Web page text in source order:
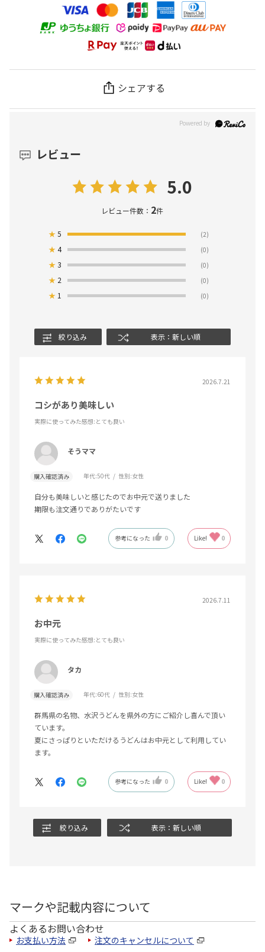
シェアする
レビュー
5.0
レビュー件数： 2件
★5 (2)
★4 (0)
★3 (0)
★ 2 (0)
★ 1 (0)
絞り込み 表示：新しい順
2026.7.21
コシがあり美味しい
実際に使ってみた感想:とても良い
そうママ
購入確認済み 年代:50代 性別:女性
自分も美味しいと感じたのでお中元で送りました
期限も注文通りでありがたいです
参考になった 0 Like! 0
2026.7.11
お中元
実際に使ってみた感想:とても良い
タカ
購入確認済み 年代:60代 性別:女性
群馬県の名物、水沢うどんを県外の方にご紹介し喜んで頂い
ています。
夏にさっぱりといただけるうどんはお中元として利用してい
ます。
参考になった 0 Like! 0
絞り込み 表示：新しい順
マークや記載内容について
よくあるお問い合わせ
お支払い方法 注文のキャンセルについて